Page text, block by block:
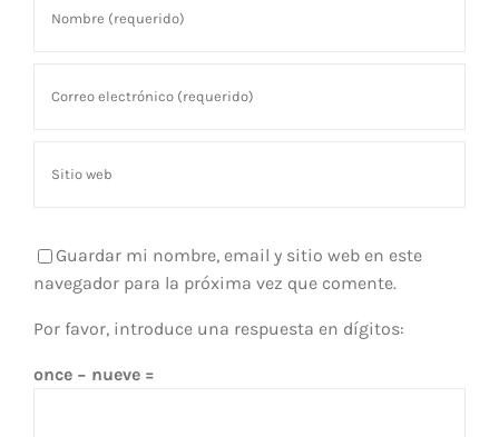
Guardar mi nombre, email y sitio web en este
navegador para la próxima vez que comente.
Por favor, introduce una respuesta en dígitos:
once − nueve =